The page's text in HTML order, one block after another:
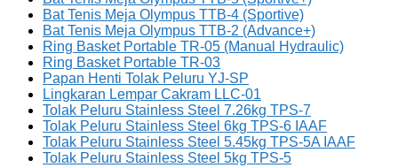
Bat Tenis Meja Olympus TTB-4 (Sportive)
Bat Tenis Meja Olympus TTB-2 (Advance+)
Ring Basket Portable TR-05 (Manual Hydraulic)
Ring Basket Portable TR-03
Papan Henti Tolak Peluru YJ-SP
Lingkaran Lempar Cakram LLC-01
Tolak Peluru Stainless Steel 7.26kg TPS-7
Tolak Peluru Stainless Steel 6kg TPS-6 IAAF
Tolak Peluru Stainless Steel 5.45kg TPS-5A IAAF
Tolak Peluru Stainless Steel 5kg TPS-5